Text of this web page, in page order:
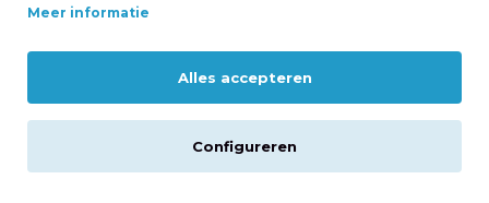
Voor- en nadelen
Wind- en waterdicht en ademend: T-Fabric
Meer informatie
Alles accepteren
Configureren